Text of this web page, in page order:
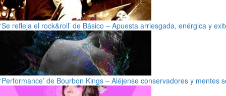
‘Se refleja el rock&roll’ de Básico – Apuesta arriesgada, enérgica y
‘Performance’ de Bourbon Kings – Aléjense conservadores y mentes